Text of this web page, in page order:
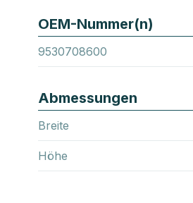
OEM-Nummer(n)
9530708600
Abmessungen
Breite
Höhe